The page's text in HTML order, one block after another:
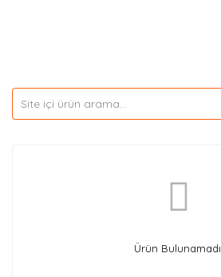
Ürün Bulunamadı.